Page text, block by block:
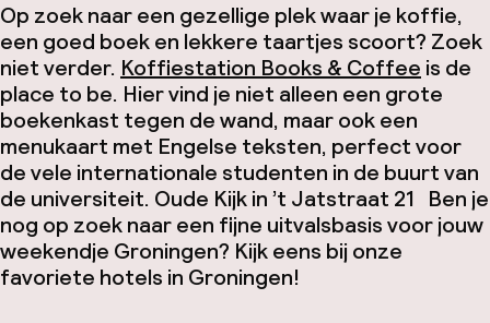
Op zoek naar een gezellige plek waar je koffie,
een goed boek en lekkere taartjes scoort? Zoek
niet verder. Koffiestation Books & Coffee is de
place to be. Hier vind je niet alleen een grote
boekenkast tegen de wand, maar ook een
menukaart met Engelse teksten, perfect voor
de vele internationale studenten in de buurt van
de universiteit. Oude Kijk in ’t Jatstraat 21
Ben je
nog op zoek naar een fijne uitvalsbasis voor jouw
weekendje Groningen? Kijk eens bij onze
favoriete hotels in Groningen!